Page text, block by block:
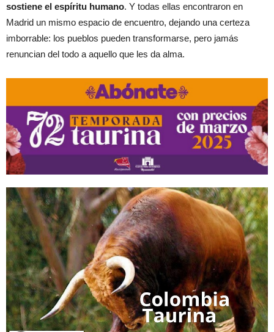
sostiene el espíritu humano. Y todas ellas encontraron en
Madrid un mismo espacio de encuentro, dejando una certeza
imborrable: los pueblos pueden transformarse, pero jamás
renuncian del todo a aquello que les da alma.